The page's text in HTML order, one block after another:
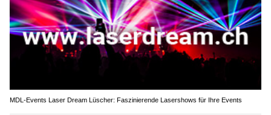
MDL-Events Laser Dream Lüscher: Faszinierende Lasershows für Ihre Events